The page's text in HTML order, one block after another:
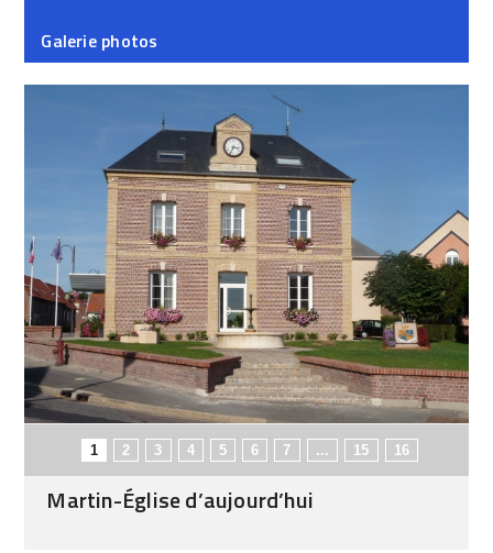
Galerie photos
1 2 3 4 5 6 7 ... 15 16
Martin-Église d’aujourd’hui